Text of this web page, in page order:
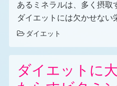
あるミネラルは、多く摂取
ダイエットには欠かせない
ダイエット
ダイエットに